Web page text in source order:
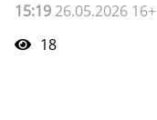
15:19 26.05.2026 16+
18